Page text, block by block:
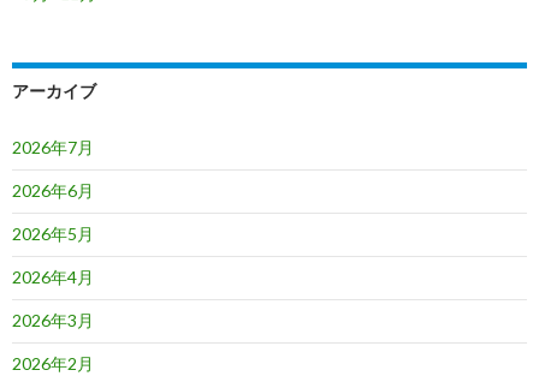
アーカイブ
2026年7月
2026年6月
2026年5月
2026年4月
2026年3月
2026年2月